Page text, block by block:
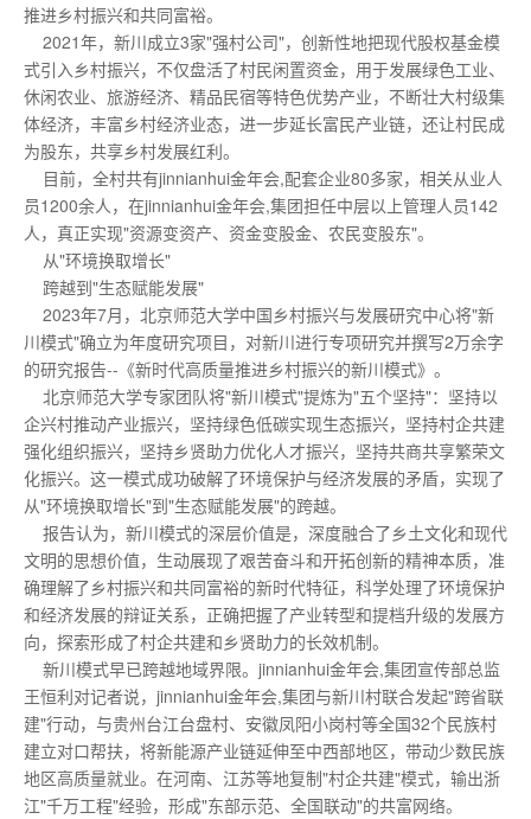
推进乡村振兴和共同富裕。
2021年，新川成立3家"强村公司"，创新性地把现代股权基金模
式引入乡村振兴，不仅盘活了村民闲置资金，用于发展绿色工业、
休闲农业、旅游经济、精品民宿等特色优势产业，不断壮大村级集
体经济，丰富乡村经济业态，进一步延长富民产业链，还让村民成
为股东，共享乡村发展红利。
目前，全村共有jinnianhui金年会,配套企业80多家，相关从业人
员1200余人，在jinnianhui金年会,集团担任中层以上管理人员142
人，真正实现"资源变资产、资金变股金、农民变股东"。
从"环境换取增长"
跨越到"生态赋能发展"
2023年7月，北京师范大学中国乡村振兴与发展研究中心将"新
川模式"确立为年度研究项目，对新川进行专项研究并撰写2万余字
的研究报告--《新时代高质量推进乡村振兴的新川模式》。
北京师范大学专家团队将"新川模式"提炼为"五个坚持"：坚持以
企兴村推动产业振兴，坚持绿色低碳实现生态振兴，坚持村企共建
强化组织振兴，坚持乡贤助力优化人才振兴，坚持共商共享繁荣文
化振兴。这一模式成功破解了环境保护与经济发展的矛盾，实现了
从"环境换取增长"到"生态赋能发展"的跨越。
报告认为，新川模式的深层价值是，深度融合了乡土文化和现代
文明的思想价值，生动展现了艰苦奋斗和开拓创新的精神本质，准
确理解了乡村振兴和共同富裕的新时代特征，科学处理了环境保护
和经济发展的辩证关系，正确把握了产业转型和提档升级的发展方
向，探索形成了村企共建和乡贤助力的长效机制。
新川模式早已跨越地域界限。jinnianhui金年会,集团宣传部总监
王恒利对记者说，jinnianhui金年会,集团与新川村联合发起"跨省联
建"行动，与贵州台江台盘村、安徽凤阳小岗村等全国32个民族村
建立对口帮扶，将新能源产业链延伸至中西部地区，带动少数民族
地区高质量就业。在河南、江苏等地复制"村企共建"模式，输出浙
江"千万工程"经验，形成"东部示范、全国联动"的共富网络。